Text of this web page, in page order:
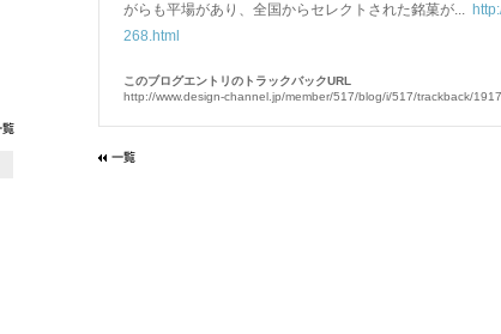
がらも平場があり、全国からセレクトされた銘菓が...
268.html
このブログエントリのトラックバックURL
http://www.design-channel.jp/member/517/blog/i/517/trackback/